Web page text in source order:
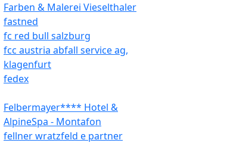
Farben & Malerei Vieselthaler
fastned
fc red bull salzburg
fcc austria abfall service ag,
klagenfurt
fedex
Felbermayer**** Hotel &
AlpineSpa - Montafon
fellner wratzfeld e partner